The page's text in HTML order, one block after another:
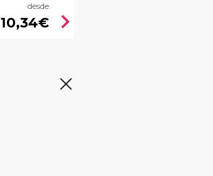
desde
10,34€ chevron_right